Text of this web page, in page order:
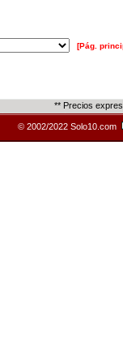
[Pág.
** Precios
© 2002/2022 Solo10.com